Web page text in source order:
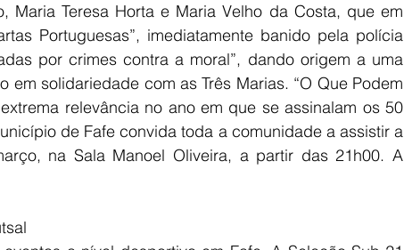
Maria Teresa Horta e Maria Velho da Costa, que em
Portuguesas”, imediatamente banido pela polícia
por crimes contra a moral”, dando origem a uma
solidariedade com as Três Marias. “O Que Podem
relevância no ano em que se assinalam os 50
de Fafe convida toda a comunidade a assistir a
na Sala Manoel Oliveira, a partir das 21h00. A